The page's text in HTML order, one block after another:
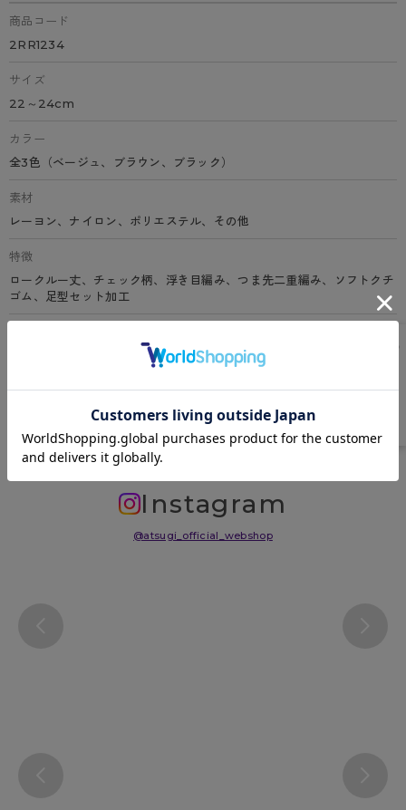
商品コード
2RR1234
サイズ
22～24cm
カラー
全3色（ベージュ、ブラウン、ブラック）
素材
レーヨン、ナイロン、ポリエステル、その他
特徴
ロークルー丈、チェック柄、浮き目編み、つま先二重編み、ソフトクチ
ゴム、足型セット加工
洗濯表示について よくある質問(FAQ)
Instagram
@atsugi_official_webshop